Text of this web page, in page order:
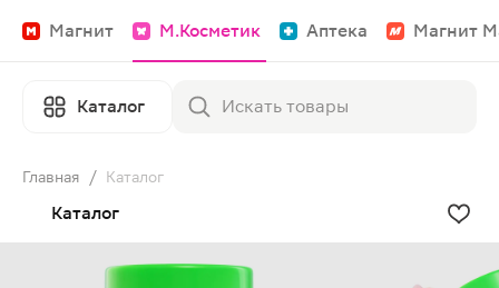
Магнит М.Косметик Аптека Магнит
Каталог
Главная / Каталог
Каталог